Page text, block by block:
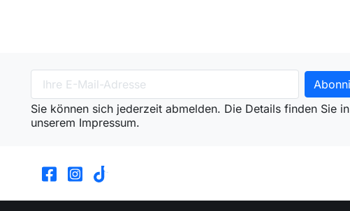
Sie können sich jederzeit abmelden. Die Details finden Sie in
unserem Impressum.